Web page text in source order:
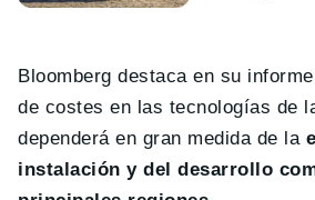
Bloomberg destaca en su
de costes en las tecnologías de
dependerá en gran medida de la
instalación y del desarrollo